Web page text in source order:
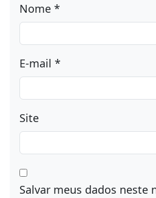
Nome *
E-mail *
Site
Salvar meus dados neste